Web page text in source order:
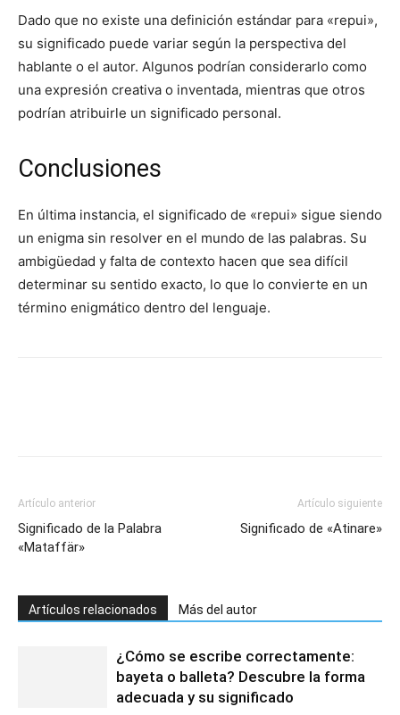
Dado que no existe una definición estándar para «repui»,
su significado puede variar según la perspectiva del
hablante o el autor. Algunos podrían considerarlo como
una expresión creativa o inventada, mientras que otros
podrían atribuirle un significado personal.
Conclusiones
En última instancia, el significado de «repui» sigue siendo
un enigma sin resolver en el mundo de las palabras. Su
ambigüedad y falta de contexto hacen que sea difícil
determinar su sentido exacto, lo que lo convierte en un
término enigmático dentro del lenguaje.
Artículo anterior
Significado de la Palabra
«Mataffär»
Artículo siguiente
Significado de «Atinare»
Artículos relacionados Más del autor
¿Cómo se escribe correctamente:
bayeta o balleta? Descubre la forma
adecuada y su significado